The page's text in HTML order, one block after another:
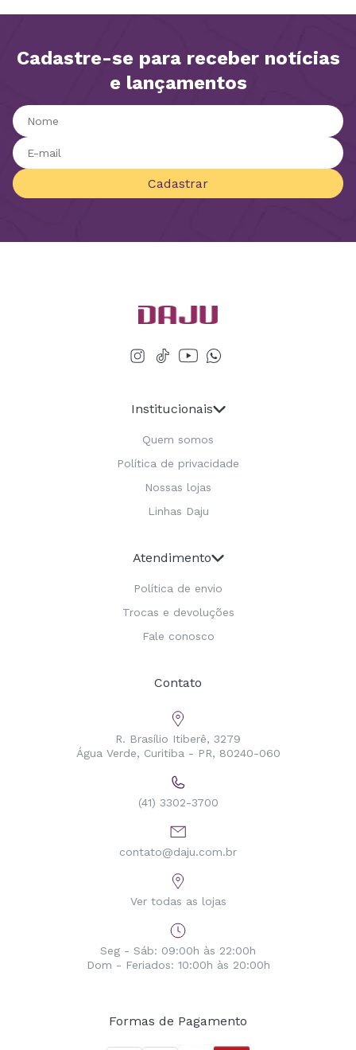
Cadastre-se para receber notícias
e lançamentos
Cadastrar
Institucionais
Quem somos
Política de privacidade
Nossas lojas
Linhas Daju
Atendimento
Política de envio
Trocas e devoluções
Fale conosco
Contato
R. Brasílio Itiberê, 3279
Água Verde, Curitiba - PR, 80240-060
(41) 3302-3700
contato@daju.com.br
Ver todas as lojas
Seg - Sáb: 09:00h às 22:00h
Dom - Feriados: 10:00h às 20:00h
Formas de Pagamento